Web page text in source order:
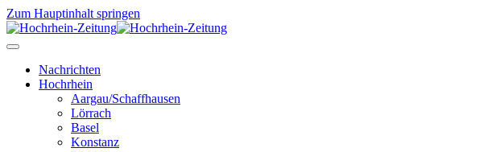
Zum Hauptinhalt springen
Nachrichten
Hochrhein
Aargau/Schaffhausen
Lörrach
Basel
Konstanz